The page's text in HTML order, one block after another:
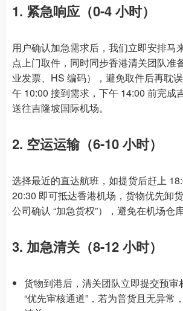
1. 紧急响应（0-4 小时）
用户确认加急需求后，我们立即安排马
点上门取件，同时同步香港清关团队准
业发票、HS 编码），避免取件后再耽
午 10:00 接到需求，下午 14:00 前完成
送往吉隆坡国际机场。
2. 空运运输（6-10 小时）
选择最近的直达航班，如提货后赶上
20:30 即可抵达香港机场，货物优先卸
公司确认 “加急货权”），避免在机场仓库
3. 加急清关（8-12 小时）
货物到港后，清关团队立即提交预审
“优先审核通道”，若为普货且无异常